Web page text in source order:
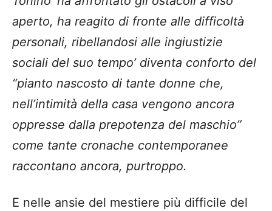
aperto, ha reagito di fronte alle difficoltà
personali, ribellandosi alle ingiustizie
sociali del suo tempo’ diventa conforto del
“pianto nascosto di tante donne che,
nell’intimità della casa vengono ancora
oppresse dalla prepotenza del maschio”
come tante cronache contemporanee
raccontano ancora, purtroppo.
E nelle ansie del mestiere più difficile del